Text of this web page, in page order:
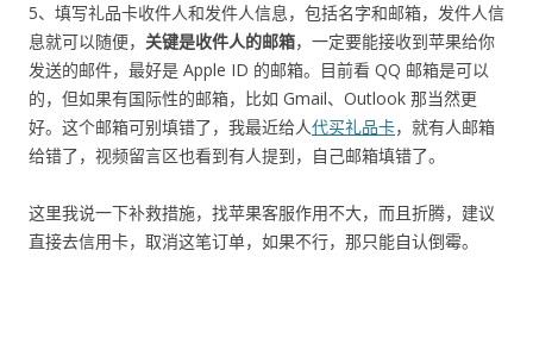
5、填写礼品卡收件人和发件人信息，包括名字和邮箱，发件人信
息就可以随便， 关键是收件人的邮箱，一定要能接收到苹果给你
发送的邮件，最好是 Apple ID 的邮箱。目前看 QQ 邮箱是可以
的，但如果有国际性的邮箱，比如 Gmail、Outlook 那当然更
好。这个邮箱可别填错了，我最近给人代买礼品卡，就有人邮箱
给错了，视频留言区也看到有人提到，自己邮箱填错了。
这里我说一下补救措施，找苹果客服作用不大，而且折腾，建议
直接去信用卡，取消这笔订单，如果不行，那只能自认倒霉。